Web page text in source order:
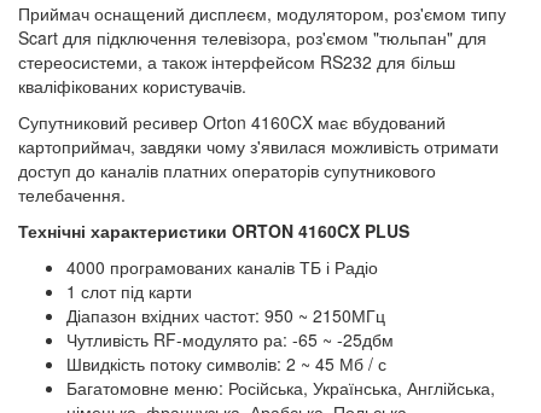
Приймач оснащений дисплеєм, модулятором, роз'ємом типу
Scart для підключення телевізора, роз'ємом "тюльпан" для
стереосистеми, а також інтерфейсом RS232 для більш
кваліфікованих користувачів.
Супутниковий ресивер Orton 4160CX має вбудований
картоприймач, завдяки чому з'явилася можливість отримати
доступ до каналів платних операторів супутникового
телебачення.
Технічні характеристики ORTON 4160CX PLUS
4000 програмованих каналів ТБ і Радіо
1 слот під карти
Діапазон вхідних частот: 950 ~ 2150МГц
Чутливість RF-модулято ра: -65 ~ -25дбм
Швидкість потоку символів: 2 ~ 45 Мб / с
Багатомовне меню: Російська, Українська, Англійська,